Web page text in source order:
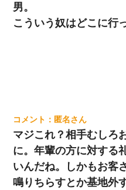
男。
こういう奴はどこに行
匿名
マジこれ？相手むしろ
に。年輩の方に対する
いんだね。しかもお客
鳴りちらすとか基地外